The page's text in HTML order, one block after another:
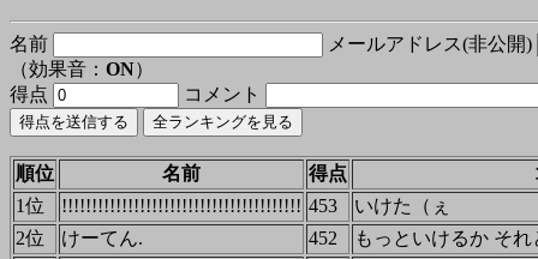
名前
メールアドレス(非公開)
（効果音： ON）
得点
コメント
順位 名前 得点
1位
!!!!!!!!!!!!!!!!!!!!!!!!!!!!!!!!!!!!!!!! 453
いけた（ぇ
2位
けーてん. 452
もっといけるか そ